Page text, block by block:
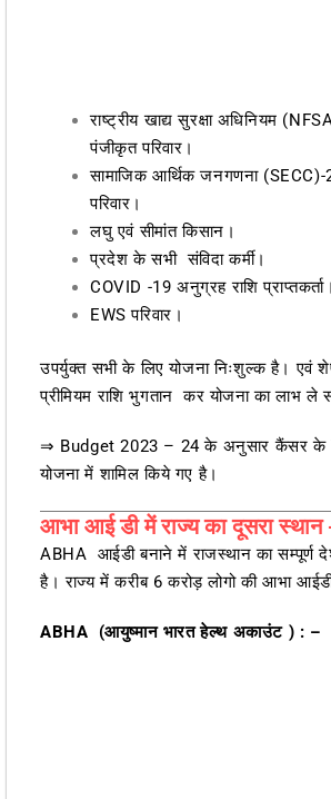
राष्ट्रीय खाद्य सुरक्षा अधिनियम
पंजीकृत परिवार।
सामाजिक आर्थिक जनगणना (SECC)-
परिवार।
लघु एवं सीमांत किसान।
प्रदेश के सभी संविदा कर्मी।
COVID -19 अनुग्रह राशि प्राप्तकर्ता।
EWS परिवार।
उपर्युक्त सभी के लिए योजना निःशुल्क है। एवं
प्रीमियम राशि भुगतान कर योजना का लाभ ले
⇒ Budget 2023 – 24 के अनुसार कैंसर के
योजना में शामिल किये गए है।
आभा आई डी में राज्य का दूसरा स्थान
ABHA आईडी बनाने में राजस्थान का सम्पूर्ण
है। राज्य में करीब 6 करोड़ लोगो की आभा
ABHA (आयुष्मान भारत हेल्थ अकाउंट ) : –